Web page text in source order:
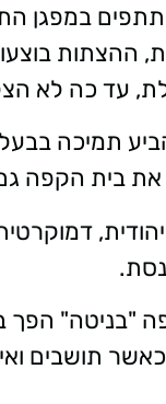
במפגן
ההצתות
עד כה לא
תמיכה
את בית הקפה
"בניטה" הפך
תושבים